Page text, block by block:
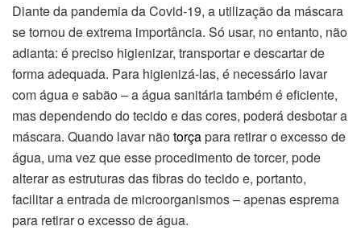
Diante da pandemia da Covid-19, a utilização da máscara
se tornou de extrema importância. Só usar, no entanto, não
adianta: é preciso higienizar, transportar e descartar de
forma adequada. Para higienizá-las, é necessário lavar
com água e sabão – a água sanitária também é eficiente,
mas dependendo do tecido e das cores, poderá desbotar a
máscara. Quando lavar nãotorçapara retirar o excesso de
água, uma vez que esse procedimento de torcer, pode
alterar as estruturas das fibras do tecido e, portanto,
facilitar a entrada de microorganismos – apenas esprema
para retirar o excesso de água.